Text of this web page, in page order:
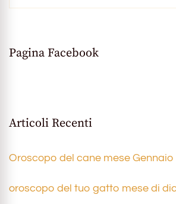
Pagina Facebook
Articoli Recenti
Oroscopo del cane mese Gennaio
oroscopo del tuo gatto mese di